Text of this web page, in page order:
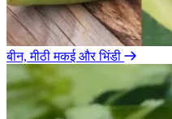
बीन, मीठी मकई और भिंडी